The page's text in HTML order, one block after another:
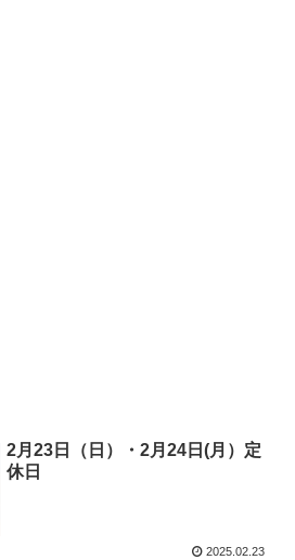
2月23日（日）・2月24日(月）定
休日
2025.02.23